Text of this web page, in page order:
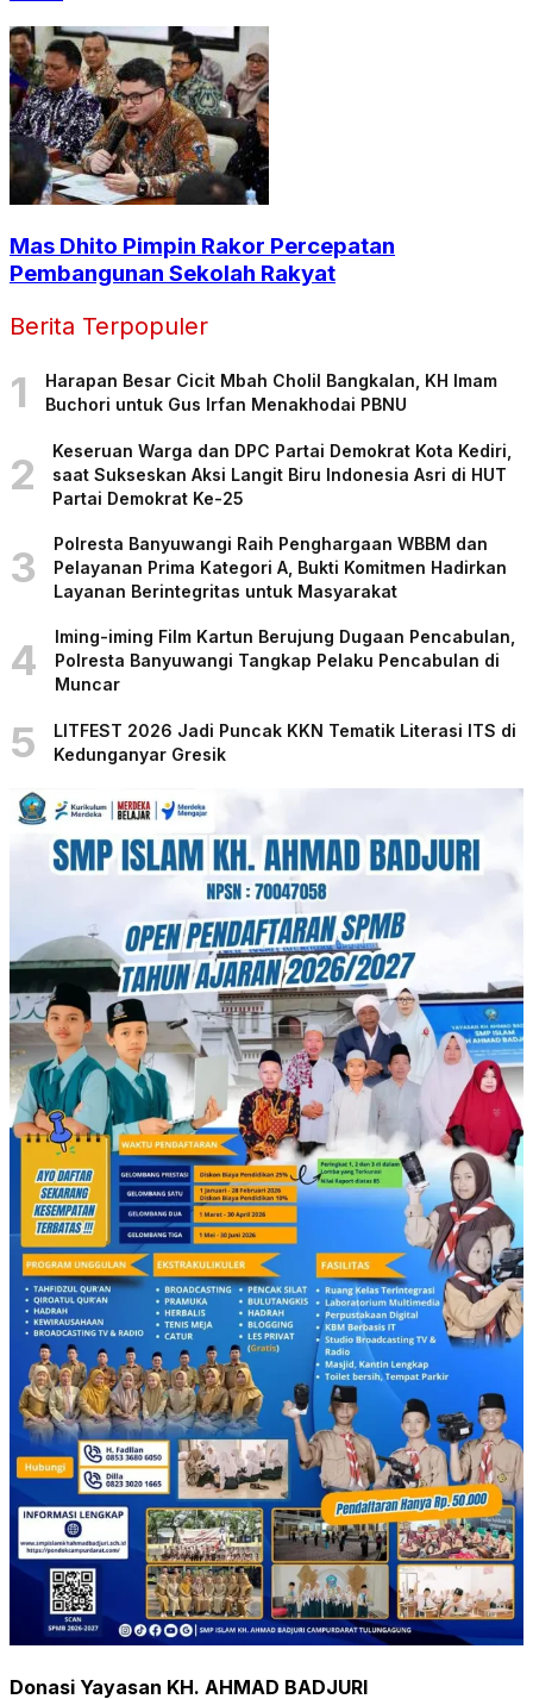
Mas Dhito Pimpin Rakor Percepatan
Pembangunan Sekolah Rakyat
Berita Terpopuler
1
Harapan Besar Cicit Mbah Cholil Bangkalan, KH Imam
Buchori untuk Gus Irfan Menakhodai PBNU
2
Keseruan Warga dan DPC Partai Demokrat Kota Kediri,
saat Sukseskan Aksi Langit Biru Indonesia Asri di HUT
Partai Demokrat Ke-25
3
Polresta Banyuwangi Raih Penghargaan WBBM dan
Pelayanan Prima Kategori A, Bukti Komitmen Hadirkan
Layanan Berintegritas untuk Masyarakat
4
Iming-iming Film Kartun Berujung Dugaan Pencabulan,
Polresta Banyuwangi Tangkap Pelaku Pencabulan di
Muncar
5
LITFEST 2026 Jadi Puncak KKN Tematik Literasi ITS di
Kedunganyar Gresik
Donasi Yayasan KH. AHMAD BADJURI